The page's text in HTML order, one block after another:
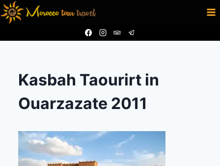
Aller
au
Kasbah Taourirt in
Ouarzazate 2011